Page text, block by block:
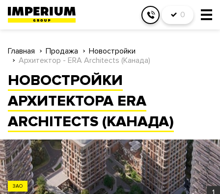
0
Главная Продажа
Новостройки
Архитектор - ERA Architects (Канада)
НОВОСТРОЙКИ
АРХИТЕКТОРА ERA
ARCHITECTS (КАНАДА)
ЗАО